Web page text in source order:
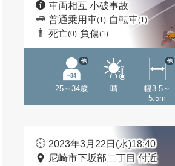
車両相互 小破事故
普通乗用車(1) 自転車(1)
死亡(0) 負傷(1)
25～34歳
他
晴
幅3.5～
5.5m
他
2023年3月22日(水)18:40
尼崎市下坂部二丁目 付近